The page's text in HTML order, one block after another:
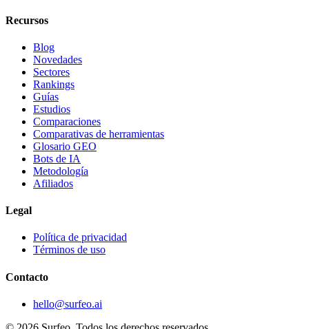
Recursos
Blog
Novedades
Sectores
Rankings
Guías
Estudios
Comparaciones
Comparativas de herramientas
Glosario GEO
Bots de IA
Metodología
Afiliados
Legal
Política de privacidad
Términos de uso
Contacto
hello@surfeo.ai